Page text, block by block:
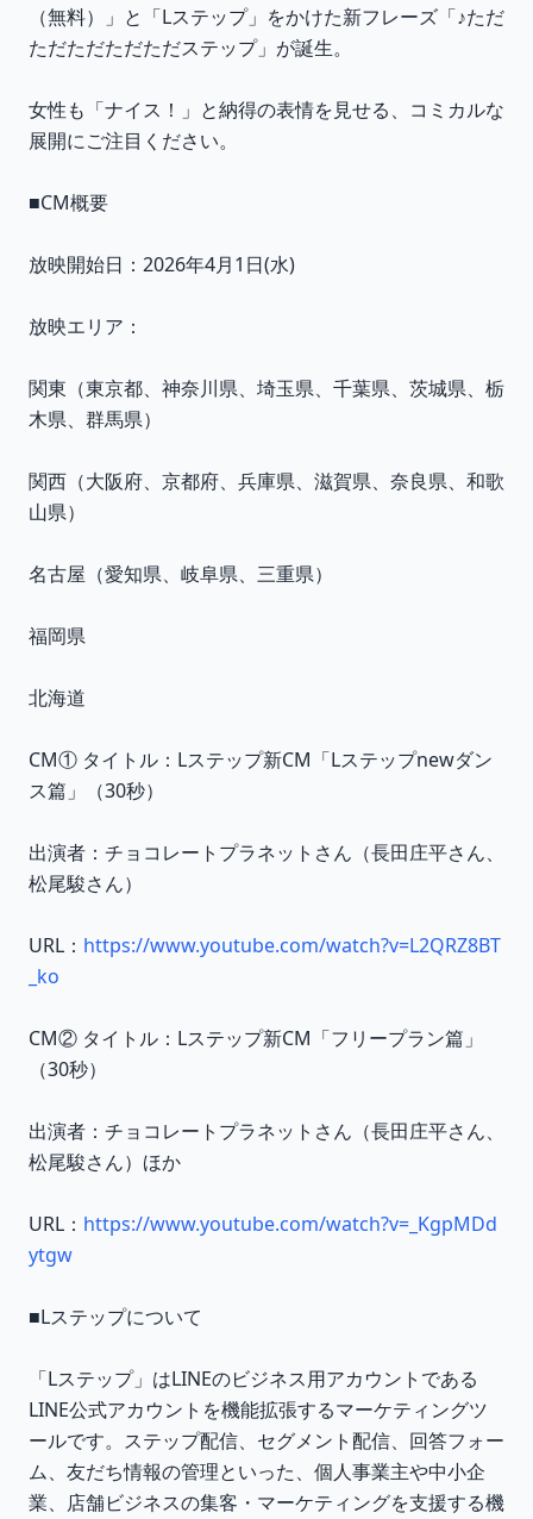
（無料）」と「Lステップ」をかけた新フレーズ「♪ただ
ただただただただステップ」が誕生。
女性も「ナイス！」と納得の表情を見せる、コミカルな
展開にご注目ください。
■CM概要
放映開始日：2026年4月1日(水)
放映エリア：
関東（東京都、神奈川県、埼玉県、千葉県、茨城県、栃
木県、群馬県）
関西（大阪府、京都府、兵庫県、滋賀県、奈良県、和歌
山県）
名古屋（愛知県、岐阜県、三重県）
福岡県
北海道
CM① タイトル：Lステップ新CM「Lステップnewダン
ス篇」（30秒）
出演者：チョコレートプラネットさん（長田庄平さん、
松尾駿さん）
URL： https://www.youtube.com/watch?v=L2QRZ8BT
_ko
CM② タイトル：Lステップ新CM「フリープラン篇」
（30秒）
出演者：チョコレートプラネットさん（長田庄平さん、
松尾駿さん）ほか
URL： https://www.youtube.com/watch?v=_KgpMDd
ytgw
■Lステップについて
「Lステップ」はLINEのビジネス用アカウントである
LINE公式アカウントを機能拡張するマーケティングツ
ールです。ステップ配信、セグメント配信、回答フォー
ム、友だち情報の管理といった、個人事業主や中小企
業、店舗ビジネスの集客・マーケティングを支援する機